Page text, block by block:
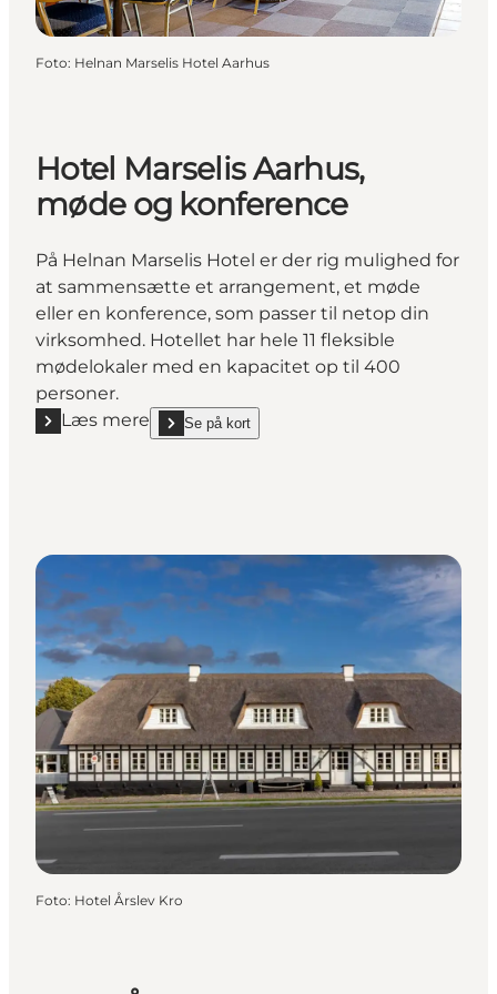
Foto: Helnan Marselis Hotel Aarhus
Hotel Marselis Aarhus,
møde og konference
På Helnan Marselis Hotel er der rig mulighed for
at sammensætte et arrangement, et møde
eller en konference, som passer til netop din
virksomhed. Hotellet har hele 11 fleksible
mødelokaler med en kapacitet op til 400
personer.
Læs mere
Læs mere "Hotel Marselis Aarhus, møde og
Se på kort
show Hotel Marselis Aarhus, møde og konference
Foto: Hotel Årslev Kro